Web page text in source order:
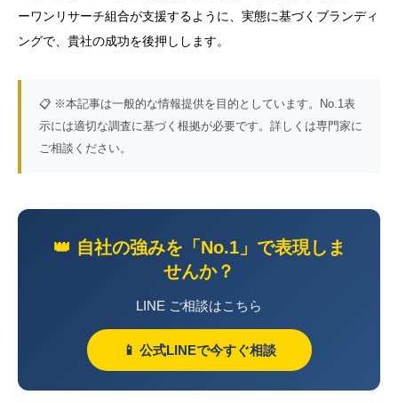
ーワンリサーチ組合が支援するように、実態に基づくブランディ
ングで、貴社の成功を後押しします。
📋 ※本記事は一般的な情報提供を目的としています。No.1表
示には適切な調査に基づく根拠が必要です。詳しくは専門家に
ご相談ください。
👑 自社の強みを「No.1」で表現しま
せんか？
LINE ご相談はこちら
📱 公式LINEで今すぐ相談